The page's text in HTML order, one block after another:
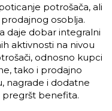
potrošača, ali
osoblja.
daje dobar integralni
aktivnosti na nivou
odnosno kupci
tako i prodajno
nagrade i dodatne
pregršt benefita.